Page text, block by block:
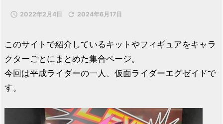
 2022年2月4日  2024年6月17日
このサイトで紹介しているキットやフィギュアをキャラ
クターごとにまとめた集合ページ。
今回は平成ライダーの一人、仮面ライダーエグゼイドで
す。